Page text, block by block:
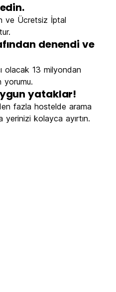
ve Ücretsiz İptal
denendi ve
olacak 13 milyondan
yorumu.
yataklar!
fazla hostelde arama
yerinizi kolayca ayırtın.